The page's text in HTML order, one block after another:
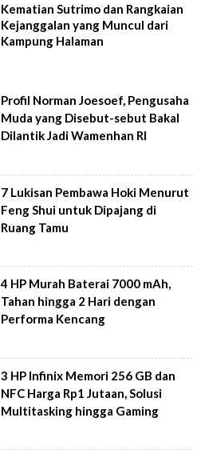
Kematian Sutrimo dan Rangkaian
Kejanggalan yang Muncul dari
Kampung Halaman
Profil Norman Joesoef, Pengusaha
Muda yang Disebut-sebut Bakal
Dilantik Jadi Wamenhan RI
7 Lukisan Pembawa Hoki Menurut
Feng Shui untuk Dipajang di
Ruang Tamu
4 HP Murah Baterai 7000 mAh,
Tahan hingga 2 Hari dengan
Performa Kencang
3 HP Infinix Memori 256 GB dan
NFC Harga Rp1 Jutaan, Solusi
Multitasking hingga Gaming